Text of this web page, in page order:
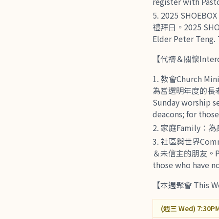
2025
禮拜日。2025
Elder Peter
【代禱＆關懷
教會Church
為當選明年度的
Sunday worship
deacons; for
家庭Family：
社區與世界
＆未信主的朋友
those who have
【本週聚會 This
(週三 Wed)